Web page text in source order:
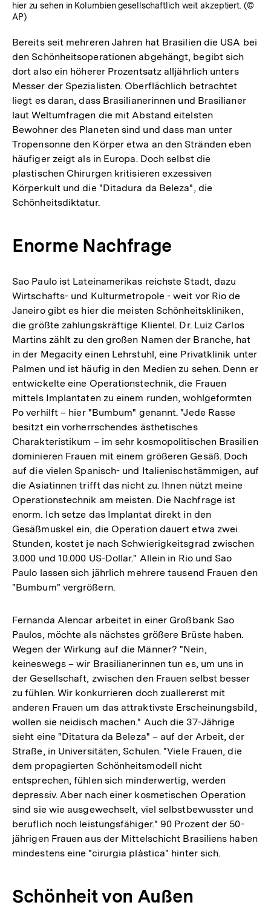
hier zu sehen in Kolumbien gesellschaftlich weit akzeptiert. (©
AP)
Bereits seit mehreren Jahren hat Brasilien die USA bei
den Schönheitsoperationen abgehängt, begibt sich
dort also ein höherer Prozentsatz alljährlich unters
Messer der Spezialisten. Oberflächlich betrachtet
liegt es daran, dass Brasilianerinnen und Brasilianer
laut Weltumfragen die mit Abstand eitelsten
Bewohner des Planeten sind und dass man unter
Tropensonne den Körper etwa an den Stränden eben
häufiger zeigt als in Europa. Doch selbst die
plastischen Chirurgen kritisieren exzessiven
Körperkult und die "Ditadura da Beleza", die
Schönheitsdiktatur.
Enorme Nachfrage
Sao Paulo ist Lateinamerikas reichste Stadt, dazu
Wirtschafts- und Kulturmetropole - weit vor Rio de
Janeiro gibt es hier die meisten Schönheitskliniken,
die größte zahlungskräftige Klientel. Dr. Luiz Carlos
Martins zählt zu den großen Namen der Branche, hat
in der Megacity einen Lehrstuhl, eine Privatklinik unter
Palmen und ist häufig in den Medien zu sehen. Denn er
entwickelte eine Operationstechnik, die Frauen
mittels Implantaten zu einem runden, wohlgeformten
Po verhilft – hier "Bumbum" genannt. "Jede Rasse
besitzt ein vorherrschendes ästhetisches
Charakteristikum – im sehr kosmopolitischen Brasilien
dominieren Frauen mit einem größeren Gesäß. Doch
auf die vielen Spanisch- und Italienischstämmigen, auf
die Asiatinnen trifft das nicht zu. Ihnen nützt meine
Operationstechnik am meisten. Die Nachfrage ist
enorm. Ich setze das Implantat direkt in den
Gesäßmuskel ein, die Operation dauert etwa zwei
Stunden, kostet je nach Schwierigkeitsgrad zwischen
3.000 und 10.000 US-Dollar." Allein in Rio und Sao
Paulo lassen sich jährlich mehrere tausend Frauen den
"Bumbum" vergrößern.
Fernanda Alencar arbeitet in einer Großbank Sao
Paulos, möchte als nächstes größere Brüste haben.
Wegen der Wirkung auf die Männer? "Nein,
keineswegs – wir Brasilianerinnen tun es, um uns in
der Gesellschaft, zwischen den Frauen selbst besser
zu fühlen. Wir konkurrieren doch zuallererst mit
anderen Frauen um das attraktivste Erscheinungsbild,
wollen sie neidisch machen." Auch die 37-Jährige
sieht eine "Ditatura da Beleza" – auf der Arbeit, der
Straße, in Universitäten, Schulen. "Viele Frauen, die
dem propagierten Schönheitsmodell nicht
entsprechen, fühlen sich minderwertig, werden
depressiv. Aber nach einer kosmetischen Operation
sind sie wie ausgewechselt, viel selbstbewusster und
beruflich noch leistungsfähiger." 90 Prozent der 50-
jährigen Frauen aus der Mittelschicht Brasiliens haben
mindestens eine "cirurgia plàstica" hinter sich.
Schönheit von Außen